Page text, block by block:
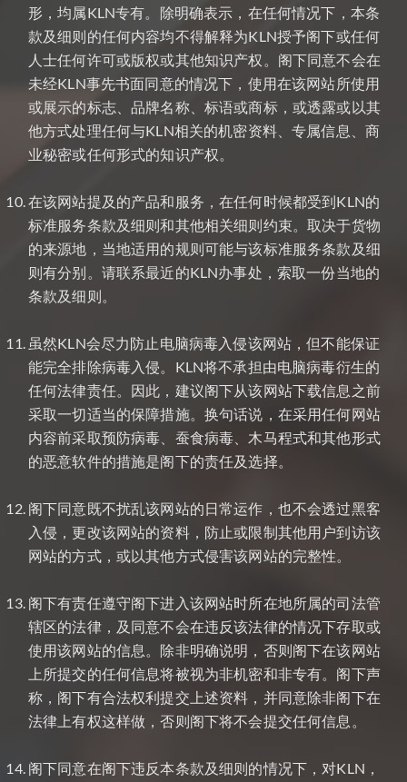
形，均属KLN专有。除明确表示，在任何情况下，本条
款及细则的任何内容均不得解释为KLN授予阁下或任何
人士任何许可或版权或其他知识产权。阁下同意不会在
未经KLN事先书面同意的情况下，使用在该网站所使用
或展示的标志、品牌名称、标语或商标，或透露或以其
他方式处理任何与KLN相关的机密资料、专属信息、商
业秘密或任何形式的知识产权。
在该网站提及的产品和服务，在任何时候都受到KLN的
标准服务条款及细则和其他相关细则约束。取决于货物
的来源地，当地适用的规则可能与该标准服务条款及细
则有分别。请联系最近的KLN办事处，索取一份当地的
条款及细则。
虽然KLN会尽力防止电脑病毒入侵该网站，但不能保证
能完全排除病毒入侵。KLN将不承担由电脑病毒衍生的
任何法律责任。因此，建议阁下从该网站下载信息之前
采取一切适当的保障措施。换句话说，在采用任何网站
内容前采取预防病毒、蚕食病毒、木马程式和其他形式
的恶意软件的措施是阁下的责任及选择。
阁下同意既不扰乱该网站的日常运作，也不会透过黑客
入侵，更改该网站的资料，防止或限制其他用户到访该
网站的方式，或以其他方式侵害该网站的完整性。
阁下有责任遵守阁下进入该网站时所在地所属的司法管
辖区的法律，及同意不会在违反该法律的情况下存取或
使用该网站的信息。除非明确说明，否则阁下在该网站
上所提交的任何信息将被视为非机密和非专有。阁下声
称，阁下有合法权利提交上述资料，并同意除非阁下在
法律上有权这样做，否则阁下将不会提交任何信息。
阁下同意在阁下违反本条款及细则的情况下，对KLN，